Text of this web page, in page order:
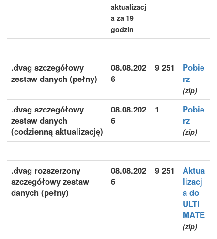
aktualizacj
a za 19
godzin
.dvag szczegółowy
zestaw danych (pełny)
08.08.202
6
9 251
Pobie
rz
(zip)
.dvag szczegółowy
zestaw danych
(codzienną aktualizację)
08.08.202
6
1
Pobie
rz
(zip)
.dvag rozszerzony
szczegółowy zestaw
danych (pełny)
08.08.202
6
9 251
Aktua
lizacj
a do
ULTI
MATE
(zip)